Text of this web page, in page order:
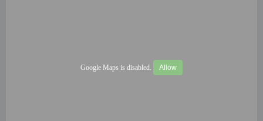
Google Maps is disabled. Allow